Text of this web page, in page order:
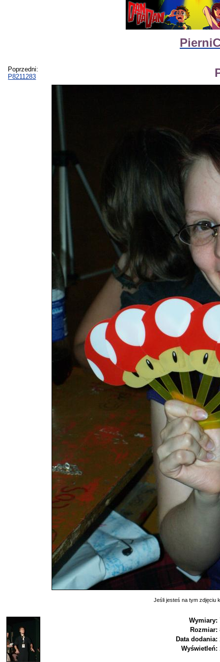
Poprzedni:
P8211283
Jeśli jesteś na tym zdjęciu
Wymiary:
Rozmiar:
Data dodania:
Wyświetleń: